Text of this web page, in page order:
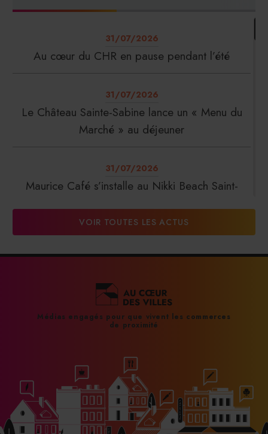
31/07/2026
Au cœur du CHR en pause pendant l’été
31/07/2026
Le Château Sainte-Sabine lance un « Menu du
Marché » au déjeuner
31/07/2026
Maurice Café s’installe au Nikki Beach Saint-
DalterFood Group franchit les 200 millions
31/07/2026
La Liste : La Réserve Paris de nouveau meilleur
31/07/2026
À Paris, le Doobie’s renaît sous la forme d’une
maison de collectionneur
VOIR TOUTES LES ACTUS
Médias engagés pour que vivent les commerces
de proximité